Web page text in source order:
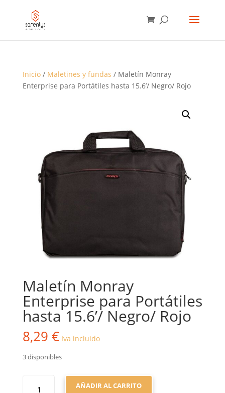
PRODUCTOS
Inicio/ Maletines y fundas / Maletín Monray
Enterprise para Portátiles hasta 15.6’/ Negro/ Rojo
Maletín Monray
Enterprise para Portátiles
hasta 15.6’/ Negro/ Rojo
8,29 € Iva incluido
3 disponibles
AÑADIR AL CARRITO